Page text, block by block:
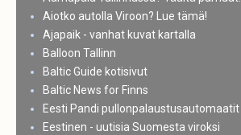
Aiotko autolla Viroon? Lue tämä!
Ajapaik - vanhat kuvat kartalla
Balloon Tallinn
Baltic Guide kotisivut
Baltic News for Finns
Eesti Pandi pullonpalaustusautomaatit
Eestinen - uutisia Suomesta viroksi